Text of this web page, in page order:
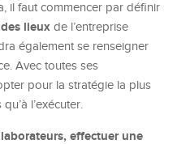
il faut commencer par définir
lieux de l’entreprise
également se renseigner
Avec toutes ses
pour la stratégie la plus
l’exécuter.
effectuer une